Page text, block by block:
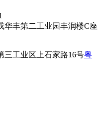
华丰第二工业园丰润楼C座
三工业区上石家路16号粤